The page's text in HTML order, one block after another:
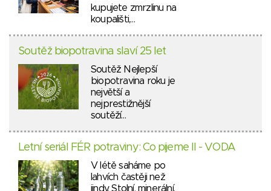
kupujete zmrzlinu na
koupališti,…
Soutěž biopotravina slaví 25 let
Soutěž Nejlepší
biopotravina roku je
největší a
nejprestižnější
soutěží…
Letní seriál FÉR potraviny: Co pijeme II - VODA
V létě saháme po
lahvích častěji než
jindy. Stolní, minerální,